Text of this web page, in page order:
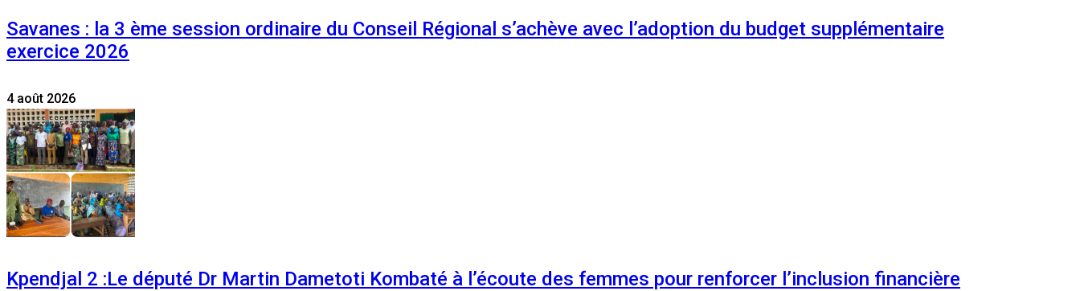
Savanes : la 3 ème session ordinaire du Conseil Régional s’achève avec l’adoption du budget supplémentaire
exercice 2026
4 août 2026
Kpendjal 2 :Le député Dr Martin Dametoti Kombaté à l’écoute des femmes pour renforcer l’inclusion financière